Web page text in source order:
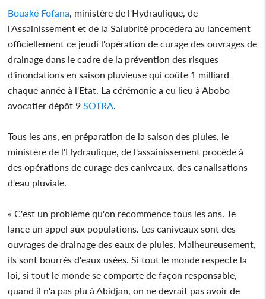
Bouaké Fofana, ministère de l'Hydraulique, de
l'Assainissement et de la Salubrité procédera au lancement
officiellement ce jeudi l'opération de curage des ouvrages de
drainage dans le cadre de la prévention des risques
d'inondations en saison pluvieuse qui coûte 1 milliard
chaque année à l'Etat. La cérémonie a eu lieu à Abobo
avocatier dépôt 9SOTRA.
Tous les ans, en préparation de la saison des pluies, le
ministère de l'Hydraulique, de l'assainissement procède à
des opérations de curage des caniveaux, des canalisations
d'eau pluviale.
« C'est un problème qu'on recommence tous les ans. Je
lance un appel aux populations. Les caniveaux sont des
ouvrages de drainage des eaux de pluies. Malheureusement,
ils sont bourrés d'eaux usées. Si tout le monde respecte la
loi, si tout le monde se comporte de façon responsable,
quand il n'a pas plu à Abidjan, on ne devrait pas avoir de